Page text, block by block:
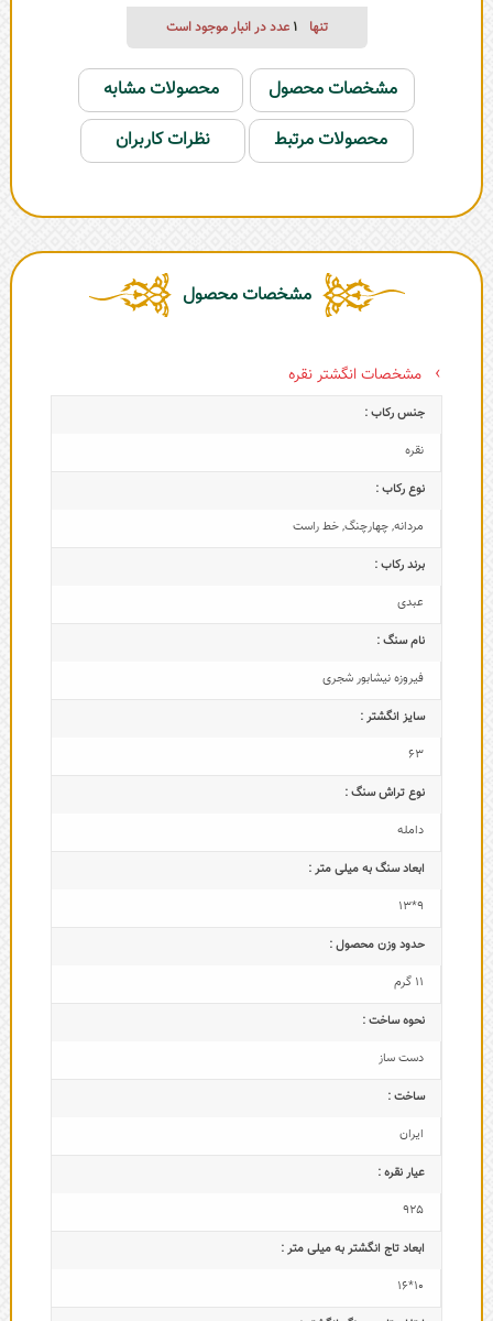
تنها 1 عدد در انبار موجود است
مشخصات محصول
محصولات مشابه
محصولات مرتبط
نظرات کاربران
مشخصات محصول
مشخصات انگشتر نقره
جنس رکاب :
نقره
نوع رکاب :
مردانه,چهارچنگ,خط راست
برند رکاب :
عبدی
نام سنگ :
فیروزه نیشابور شجری
سایز انگشتر :
63
نوع تراش سنگ :
دامله
ابعاد سنگ به میلی متر :
9*13
حدود وزن محصول :
11 گرم
نحوه ساخت :
دست ساز
ساخت :
ایران
عیار نقره :
925
ابعاد تاج‌ انگشتر به میلی متر :
10*16